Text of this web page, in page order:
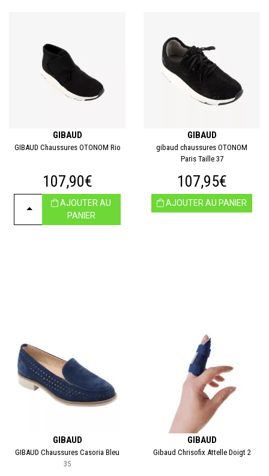
GIBAUD
GIBAUD Chaussures OTONOM Rio
107,90€
CHOISIRAJOUTER AU
PANIER
GIBAUD
gibaud chaussures OTONOM
Paris Taille 37
107,95€
AJOUTER AU PANIER
GIBAUD
GIBAUD Chaussures Casoria Bleu
35
GIBAUD
Gibaud Chrisofix Attelle Doigt 2